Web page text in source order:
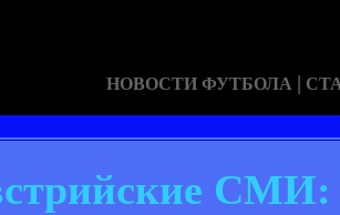
НОВОСТИ ФУТБОЛА |
СМИ: